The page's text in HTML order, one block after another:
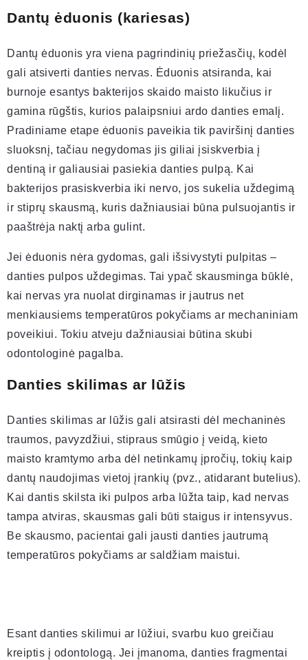
Dantų ėduonis (kariesas)
Dantų ėduonis yra viena pagrindinių priežasčių, kodėl
gali atsiverti danties nervas. Ėduonis atsiranda, kai
burnoje esantys bakterijos skaido maisto likučius ir
gamina rūgštis, kurios palaipsniui ardo danties emalį.
Pradiniame etape ėduonis paveikia tik paviršinį danties
sluoksnį, tačiau negydomas jis giliai įsiskverbia į
dentiną ir galiausiai pasiekia danties pulpą. Kai
bakterijos prasiskverbia iki nervo, jos sukelia uždegimą
ir stiprų skausmą, kuris dažniausiai būna pulsuojantis ir
paaštrėja naktį arba gulint.
Jei ėduonis nėra gydomas, gali išsivystyti pulpitas –
danties pulpos uždegimas. Tai ypač skausminga būklė,
kai nervas yra nuolat dirginamas ir jautrus net
menkiausiems temperatūros pokyčiams ar mechaniniam
poveikiui. Tokiu atveju dažniausiai būtina skubi
odontologinė pagalba.
Danties skilimas ar lūžis
Danties skilimas ar lūžis gali atsirasti dėl mechaninės
traumos, pavyzdžiui, stipraus smūgio į veidą, kieto
maisto kramtymo arba dėl netinkamų įpročių, tokių kaip
dantų naudojimas vietoj įrankių (pvz., atidarant butelius).
Kai dantis skilsta iki pulpos arba lūžta taip, kad nervas
tampa atviras, skausmas gali būti staigus ir intensyvus.
Be skausmo, pacientai gali jausti danties jautrumą
temperatūros pokyčiams ar saldžiam maistui.
Esant danties skilimui ar lūžiui, svarbu kuo greičiau
kreiptis į odontologą. Jei įmanoma, danties fragmentai